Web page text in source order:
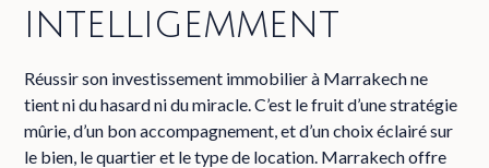
intelligemment
Réussir son investissement immobilier à Marrakech ne
tient ni du hasard ni du miracle. C’est le fruit d’une stratégie
mûrie, d’un bon accompagnement, et d’un choix éclairé sur
le bien, le quartier et le type de location. Marrakech offre